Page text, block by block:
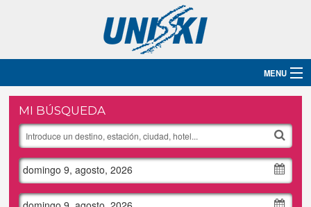
MENU
Inicio
Destinos
Hoteles
MI BÚSQUEDA
domingo 9, agosto, 2026